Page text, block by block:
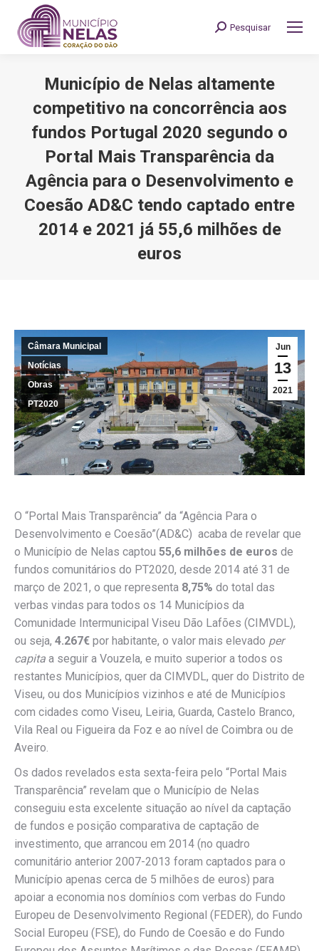
Search:
Pesquisar
Município de Nelas altamente
competitivo na concorrência aos
fundos Portugal 2020 segundo o
Portal Mais Transparência da
Agência para o Desenvolvimento e
Coesão AD&C tendo captado entre
2014 e 2021 já 55,6 milhões de
euros
Jun
13
2021
Câmara Municipal
Notícias
Obras
PT2020
O “Portal Mais Transparência” da “Agência Para o
Desenvolvimento e Coesão”(AD&C) acaba de revelar que
o Município de Nelas captou 55,6 milhões de euros de
fundos comunitários do PT2020, desde 2014 até 31 de
março de 2021, o que representa 8,75% do total das
verbas vindas para todos os 14 Municípios da
Comunidade Intermunicipal Viseu Dão Lafões (CIMVDL),
ou seja, 4.267€ por habitante, o valor mais elevado per
capita a seguir a Vouzela, e muito superior a todos os
restantes Municípios, quer da CIMVDL, quer do Distrito de
Viseu, ou dos Municípios vizinhos e até de Municípios
com cidades como Viseu, Leiria, Guarda, Castelo Branco,
Vila Real ou Figueira da Foz e ao nível de Coimbra ou de
Aveiro.
Os dados revelados esta sexta-feira pelo “Portal Mais
Transparência” revelam que o Município de Nelas
conseguiu esta excelente situação ao nível da captação
de fundos e posição comparativa de captação de
investimento, que arrancou em 2014 (no quadro
comunitário anterior 2007-2013 foram captados para o
Município apenas cerca de 5 milhões de euros) para
apoiar a economia nos domínios com verbas do Fundo
Europeu de Desenvolvimento Regional (FEDER), do Fundo
Social Europeu (FSE), do Fundo de Coesão e do Fundo